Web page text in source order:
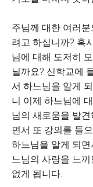
주님께 대한 여러
려고 하십니까? 혹
님에 대해 도저히
닐까요? 신학교에
서 하느님을 알게
니 이제 하느님에
님의 새로움을 발
면서 또 강의를 들
하느님을 알게 되
느님의 사랑을 느
없게 됩니다.